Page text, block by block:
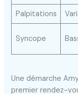
Palpitations
Syncope
Une démarche
premier rendez-